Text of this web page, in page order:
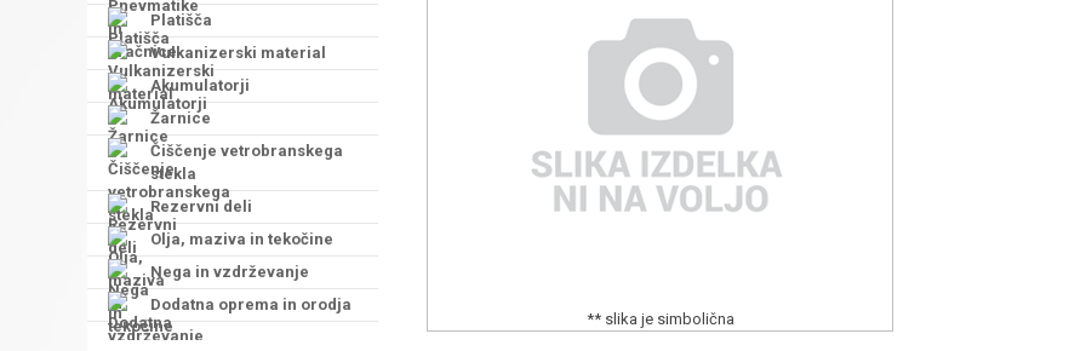
Platišča
Vulkanizerski material
Akumulatorji
Žarnice
Čiščenje vetrobranskega
stekla
Rezervni deli
Olja, maziva in tekočine
Nega in vzdrževanje
Dodatna oprema in orodja
** slika je simbolična